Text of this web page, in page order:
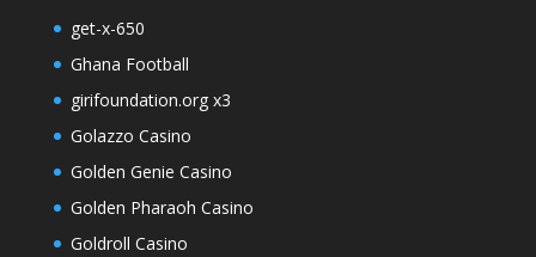
get-x-650
Ghana Football
girifoundation.org x3
Golazzo Casino
Golden Genie Casino
Golden Pharaoh Casino
Goldroll Casino